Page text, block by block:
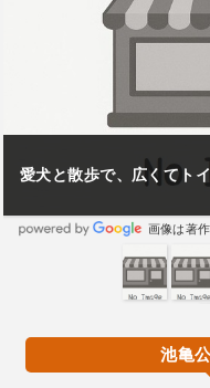
整備が行き届いています。
画像は著
池亀